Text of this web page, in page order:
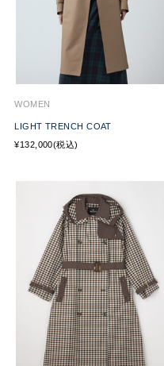
WOMEN
LIGHT TRENCH COAT
¥132,000(税込)